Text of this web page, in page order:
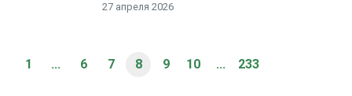
27 апреля 2026
1 ... 6 7 8 9 10 ... 233